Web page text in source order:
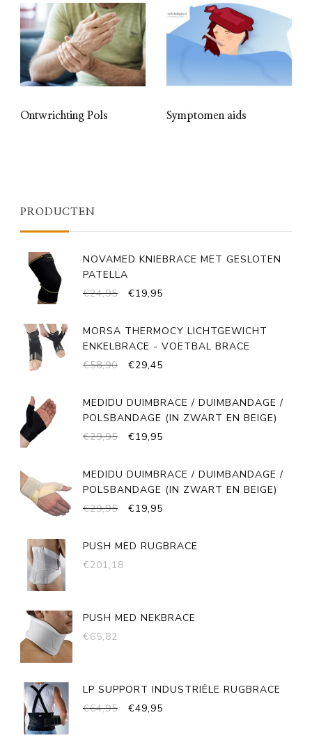
Ontwrichting Pols Symptomen aids
PRODUCTEN
NOVAMED KNIEBRACE MET GESLOTEN
PATELLA
€24,95
OORSPRONKELIJKE
€24,95.
€19,95
€19,95.
MORSA THERMOCY LICHTGEWICHT
ENKELBRACE - VOETBAL BRACE
€58,90
OORSPRONKELIJKE
€58,90.
€29,45
€29,45.
MEDIDU DUIMBRACE / DUIMBANDAGE /
POLSBANDAGE (IN ZWART EN BEIGE)
€29,95
OORSPRONKELIJKE
€29,95.
€19,95
€19,95.
MEDIDU DUIMBRACE / DUIMBANDAGE /
POLSBANDAGE (IN ZWART EN BEIGE)
€29,95
OORSPRONKELIJKE
€29,95.
€19,95
€19,95.
PUSH MED RUGBRACE
€201,18
PUSH MED NEKBRACE
€65,82
LP SUPPORT INDUSTRIËLE RUGBRACE
€64,95
OORSPRONKELIJKE
€49,95